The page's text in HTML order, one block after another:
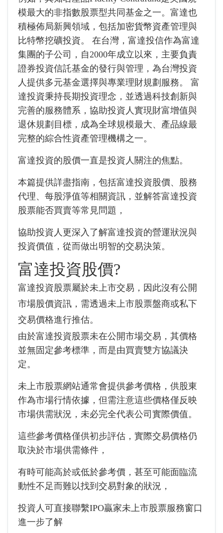
模最大的非指數股票型共同基金之一。富達也
積極佈局新興領域，包括加密貨幣資產管理與
比特幣挖礦投資。 在台灣，富達投信作為富達
集團的子公司，自2000年成立以來，主要負責
證券投資信託基金的發行與管理，為台灣投資
人提供多元基金選擇與專業理財規劃服務。 富
達投資秉持長期投資理念，並透過科技創新與
完善的服務體系，協助投資人實現財富增值與
退休規劃目標，成為全球規模最大、產品線最
完整的綜合性資產管理機構之一。
富達投資的股價一直是投資人關注的焦點。
本篇提供詳盡指南，包括富達投資股價、股務
代理、每股淨值等相關資訊，並解答富達投資
股票能否買賣等常見問題，
協助投資人更深入了解富達投資的營運狀況與
投資價值，從而做出明智的交易決策。
富達投資股價?
富達投資股票屬於未上市交易，因此沒有公開
市場股價資訊，需透過未上市股票盤商或私下
交易價格進行推估。
由於富達投資股票未在公開市場交易，其價格
並無固定參考標準，而是由買賣雙方協議決
定。
未上市股票網站通常會提供參考價格，供股東
作為市場行情依據，但需注意這些價格僅反映
市場供需狀況，未必完全代表公司實際價值。
這些參考價格僅供初步評估，實際交易價格仍
取決於市場供需條件，
有時可能高於或低於參考價，甚至可能面臨流
動性不足而難以找到交易對象的狀況，
投資人可直接聯繫IPO贏家未上市股票服務窗口
進一步了解